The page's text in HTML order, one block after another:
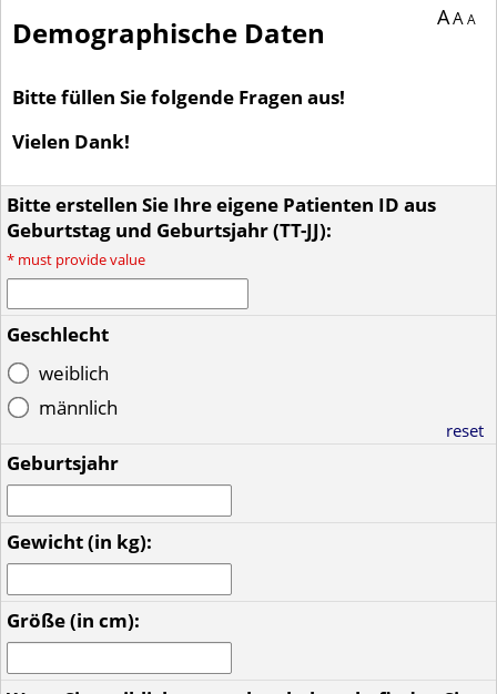
Demographische Daten AAA
Bitte füllen Sie folgende Fragen aus!
Vielen Dank!
Bitte erstellen Sie Ihre eigene Patienten ID aus
Geburtstag und Geburtsjahr (TT-JJ):
* must provide value
Geschlecht
weiblich
männlich
reset
Geburtsjahr
Gewicht (in kg):
Größe (in cm):